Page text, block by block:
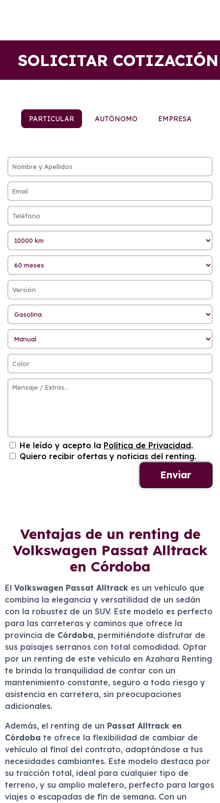
SOLICITAR COTIZACIÓN
PARTICULAR AUTÓNOMO EMPRESA
He leído y acepto la Política de Privacidad.
Quiero recibir ofertas y noticias del renting.
Ventajas de un renting de
Volkswagen Passat Alltrack
en Córdoba
El Volkswagen Passat Alltrack es un vehículo que
combina la elegancia y versatilidad de un sedán
con la robustez de un SUV. Este modelo es perfecto
para las carreteras y caminos que ofrece la
provincia de Córdoba, permitiéndote disfrutar de
sus paisajes serranos con total comodidad. Optar
por un renting de este vehículo en Azahara Renting
te brinda la tranquilidad de contar con un
mantenimiento constante, seguro a todo riesgo y
asistencia en carretera, sin preocupaciones
adicionales.
Además, el renting de un Passat Alltrack en
Córdoba te ofrece la flexibilidad de cambiar de
vehículo al final del contrato, adaptándose a tus
necesidades cambiantes. Este modelo destaca por
su tracción total, ideal para cualquier tipo de
terreno, y su amplio maletero, perfecto para largos
viajes o escapadas de fin de semana. Con un